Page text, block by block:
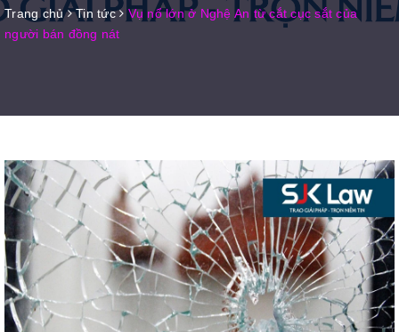
Trang chủ Tin tức
Vụ nổ lớn ở Nghệ An từ cắt cục sắt của
người bán đồng nát